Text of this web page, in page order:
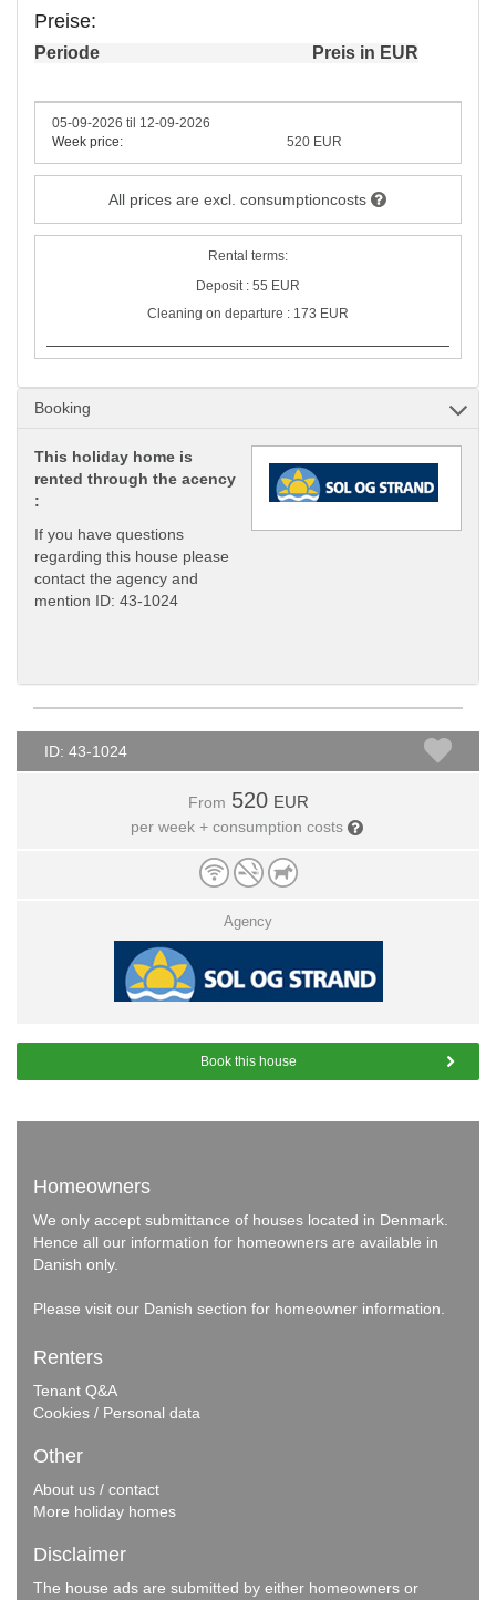
Preise:
Periode Preis in EUR
05-09-2026 til 12-09-2026
Week price:
520 EUR
All prices are excl. consumptioncosts
Rental terms:
Deposit : 55 EUR
Cleaning on departure : 173 EUR
Booking
This holiday home is
rented through the acency
:
If you have questions
regarding this house please
contact the agency and
mention ID: 43-1024
ID: 43-1024
From 520 EUR
per week + consumption costs
Agency
Book this house
Homeowners
We only accept submittance of houses located in Denmark.
Hence all our information for homeowners are available in
Danish only.
Please visit our Danish section for homeowner information.
Renters
Tenant Q&A
Cookies / Personal data
Other
About us / contact
More holiday homes
Disclaimer
The house ads are submitted by either homeowners or